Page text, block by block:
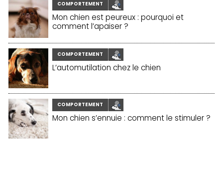
COMPORTEMENT
Mon chien est peureux : pourquoi et
comment l’apaiser ?
COMPORTEMENT
L’automutilation chez le chien
COMPORTEMENT
Mon chien s’ennuie : comment le stimuler ?